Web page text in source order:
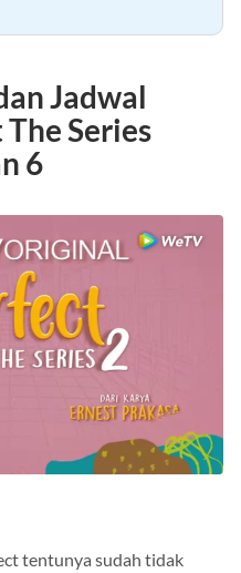
Jadwal
Series
6
tentunya sudah tidak